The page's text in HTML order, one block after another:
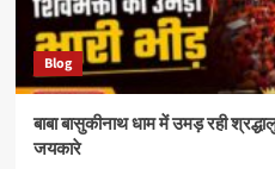
Blog
बाबा बासुकीनाथ धाम में उमड़ रही
जयकारे